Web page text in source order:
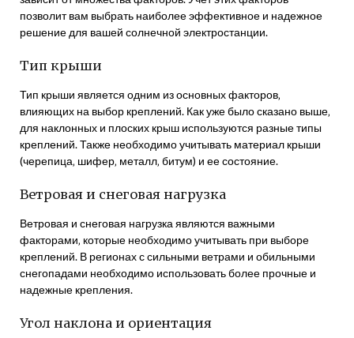
позволит вам выбрать наиболее эффективное и надежное
решение для вашей солнечной электростанции.
Тип крыши
Тип крыши является одним из основных факторов‚
влияющих на выбор креплений. Как уже было сказано выше‚
для наклонных и плоских крыш используются разные типы
креплений. Также необходимо учитывать материал крыши
(черепица‚ шифер‚ металл‚ битум) и ее состояние.
Ветровая и снеговая нагрузка
Ветровая и снеговая нагрузка являются важными
факторами‚ которые необходимо учитывать при выборе
креплений. В регионах с сильными ветрами и обильными
снегопадами необходимо использовать более прочные и
надежные крепления.
Угол наклона и ориентация